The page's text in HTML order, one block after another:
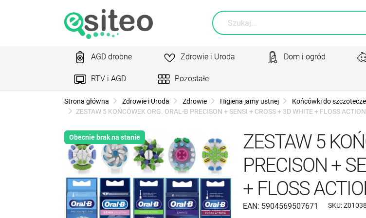
AGD drobne Zdrowie i Uroda Dom i ogród
RTV i AGD Pozostałe
Strona główna Zdrowie i Uroda Zdrowie Higiena jamy ustnej
Końcówki do
ZESTAW 5 KOŃCÓWEK ORG. ORAL-B PRECISON + SENSI + CROSS + 3D WHITE + FLOSS ACTION
Obecnie brak na stanie
ZESTAW 5
PRECISON +
+ FLOSS
EAN: 5904569507671 SKU: Z01038